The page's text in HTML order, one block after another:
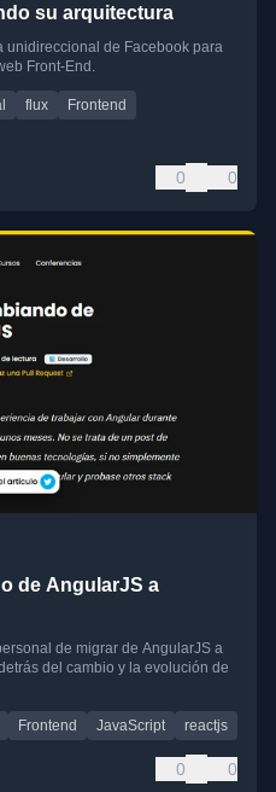
su arquitectura
unidireccional de Facebook para
Front-End.
flux
Frontend
0 0
de AngularJS a
de migrar de AngularJS a
del cambio y la evolución de
Frontend JavaScript reactjs
0 0